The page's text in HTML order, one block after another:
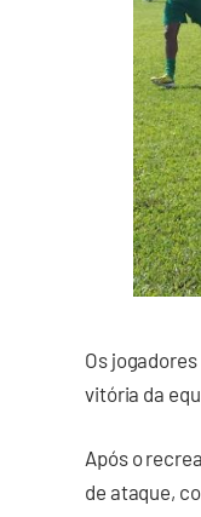
Os
vitória da
Após o
de ataque,